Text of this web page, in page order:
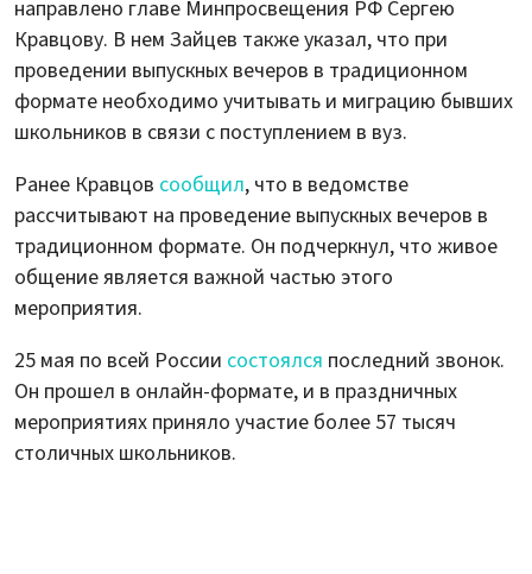
направлено главе Минпросвещения РФ Сергею
Кравцову. В нем Зайцев также указал, что при
проведении выпускных вечеров в традиционном
формате необходимо учитывать и миграцию бывших
школьников в связи с поступлением в вуз.
Ранее Кравцов сообщил, что в ведомстве
рассчитывают на проведение выпускных вечеров в
традиционном формате. Он подчеркнул, что живое
общение является важной частью этого
мероприятия.
25 мая по всей России состоялся последний звонок.
Он прошел в онлайн-формате, и в праздничных
мероприятиях приняло участие более 57 тысяч
столичных школьников.